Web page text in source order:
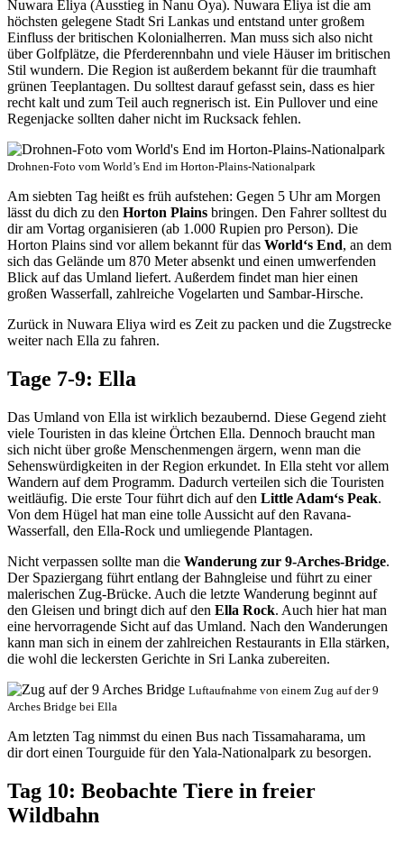
Nuwara Eliya (Ausstieg in Nanu Oya). Nuwara Eliya ist die am
höchsten gelegene Stadt Sri Lankas und entstand unter großem
Einfluss der britischen Kolonialherren. Man muss sich also nicht
über Golfplätze, die Pferderennbahn und viele Häuser im britischen
Stil wundern. Die Region ist außerdem bekannt für die traumhaft
grünen Teeplantagen. Du solltest darauf gefasst sein, dass es hier
recht kalt und zum Teil auch regnerisch ist. Ein Pullover und eine
Regenjacke sollten daher nicht im Rucksack fehlen.
Drohnen-Foto vom World’s End im Horton-Plains-Nationalpark
Am siebten Tag heißt es früh aufstehen: Gegen 5 Uhr am Morgen
lässt du dich zu den Horton Plains bringen. Den Fahrer solltest du
dir am Vortag organisieren (ab 1.000 Rupien pro Person). Die
Horton Plains sind vor allem bekannt für das World‘s End, an dem
sich das Gelände um 870 Meter absenkt und einen umwerfenden
Blick auf das Umland liefert. Außerdem findet man hier einen
großen Wasserfall, zahlreiche Vogelarten und Sambar-Hirsche.
Zurück in Nuwara Eliya wird es Zeit zu packen und die Zugstrecke
weiter nach Ella zu fahren.
Tage 7-9: Ella
Das Umland von Ella ist wirklich bezaubernd. Diese Gegend zieht
viele Touristen in das kleine Örtchen Ella. Dennoch braucht man
sich nicht über große Menschenmengen ärgern, wenn man die
Sehenswürdigkeiten in der Region erkundet. In Ella steht vor allem
Wandern auf dem Programm. Dadurch verteilen sich die Touristen
weitläufig. Die erste Tour führt dich auf den Little Adam‘s Peak.
Von dem Hügel hat man eine tolle Aussicht auf den Ravana-
Wasserfall, den Ella-Rock und umliegende Plantagen.
Nicht verpassen sollte man die Wanderung zur 9-Arches-Bridge.
Der Spaziergang führt entlang der Bahngleise und führt zu einer
malerischen Zug-Brücke. Auch die letzte Wanderung beginnt auf
den Gleisen und bringt dich auf den Ella Rock. Auch hier hat man
eine hervorragende Sicht auf das Umland. Nach den Wanderungen
kann man sich in einem der zahlreichen Restaurants in Ella stärken,
die wohl die leckersten Gerichte in Sri Lanka zubereiten.
Luftaufnahme von einem Zug auf der 9
Arches Bridge bei Ella
Am letzten Tag nimmst du einen Bus nach Tissamaharama, um
dir dort einen Tourguide für den Yala-Nationalpark zu besorgen.
Tag 10: Beobachte Tiere in freier
Wildbahn